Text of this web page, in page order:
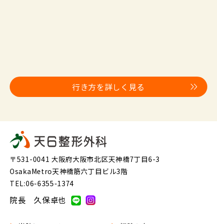
行き方を詳しく見る
〒531-0041 大阪府大阪市北区天神橋7丁目6-3
OsakaMetro天神橋筋六丁目ビル3階
TEL:06-6355-1374
院長 久保卓也